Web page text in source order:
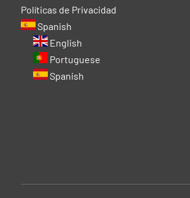
Políticas de Privacidad
Spanish
English
Portuguese
Spanish